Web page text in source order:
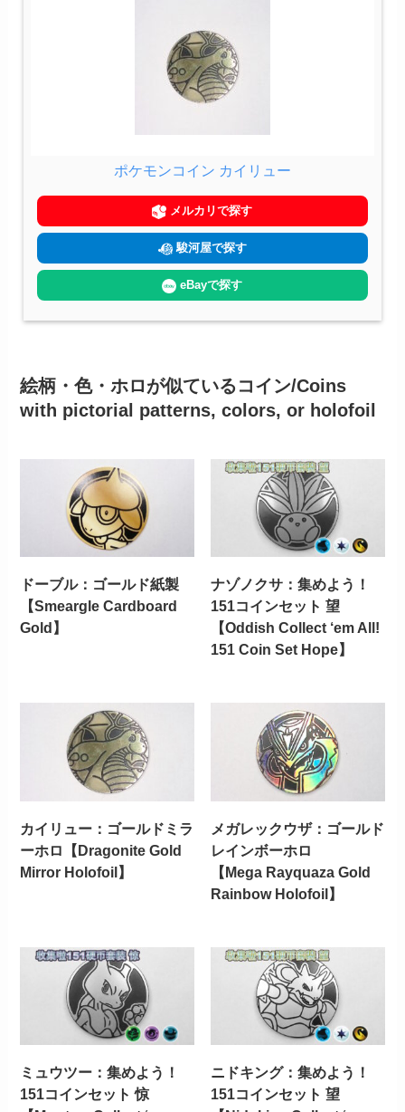
ポケモンコイン カイリュー
メルカリで探す
駿河屋で探す
eBayで探す
絵柄・色・ホロが似ているコイン/Coins
with pictorial patterns, colors, or holofoil
ドーブル：ゴールド紙製
【Smeargle Cardboard
Gold】
ナゾノクサ：集めよう！
151コインセット 望
【Oddish Collect ‘em All!
151 Coin Set Hope】
カイリュー：ゴールドミラ
ーホロ【Dragonite Gold
Mirror Holofoil】
メガレックウザ：ゴールド
レインボーホロ
【Mega Rayquaza Gold
Rainbow Holofoil】
ミュウツー：集めよう！
151コインセット 惊
ニドキング：集めよう！
151コインセット 望